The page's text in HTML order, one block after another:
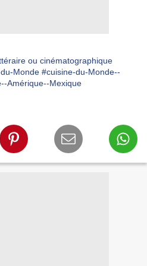
ou cinématographique
Monde #cuisine-du-Monde--
Amérique--Mexique